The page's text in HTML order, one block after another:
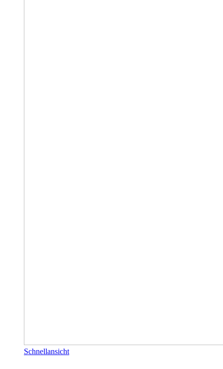
Schnellansicht